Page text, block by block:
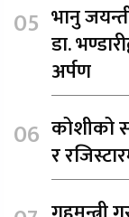
भानु
डा.
अर्पण
कोशीको
र